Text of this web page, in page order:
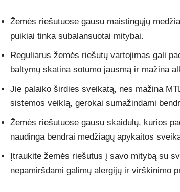
Žemės riešutuose gausu maistingųjų
puikiai tinka subalansuotai mitybai.
Reguliarus žemės riešutų vartojimas gali
baltymų skatina sotumo jausmą ir mažina
Jie palaiko širdies sveikatą, nes mažina
sistemos veiklą, gerokai sumažindami
Žemės riešutuose gausu skaidulų, kurios
naudinga bendrai medžiagų apykaitos
Įtraukite žemės riešutus į savo mitybą su
nepamiršdami galimų alergijų ir virškinimo